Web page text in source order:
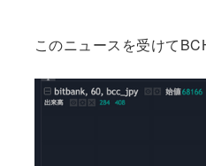
このニュースを受けて